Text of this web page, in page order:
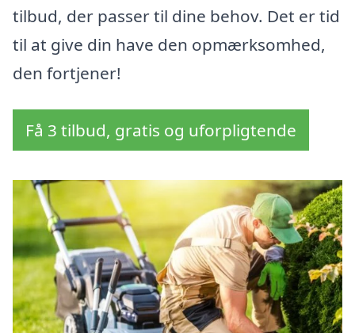
tilbud, der passer til dine behov. Det er tid
til at give din have den opmærksomhed,
den fortjener!
Få 3 tilbud, gratis og uforpligtende